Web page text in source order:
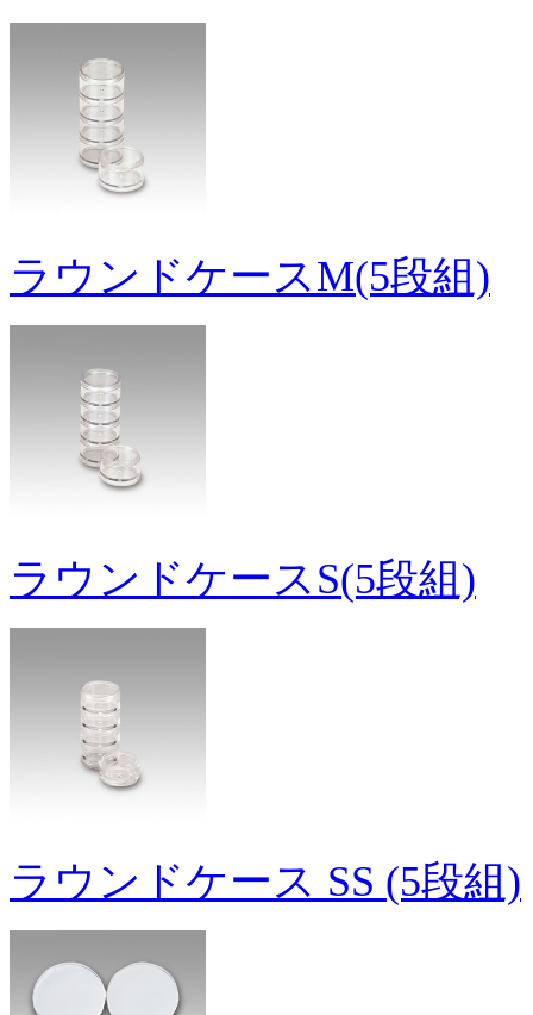
ラウンドケースM(5段組)
ラウンドケースS(5段組)
ラウンドケース SS (5段組)